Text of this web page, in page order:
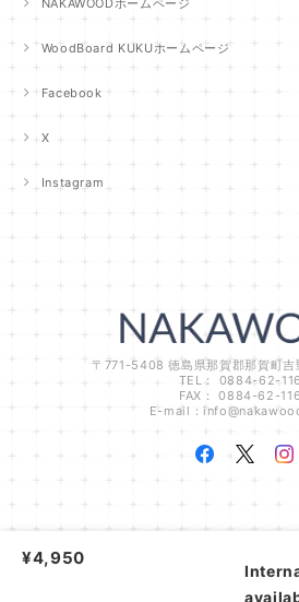
NAKAWOODホームページ
WoodBoard KUKUホームページ
Facebook
X
Instagram
〒771-5408 徳島県那賀郡那賀町吉
TEL： 0884-62-
FAX： 0884-62-
E-mail：
NAKAWOODオンラインショップ |
く表記
¥4,950